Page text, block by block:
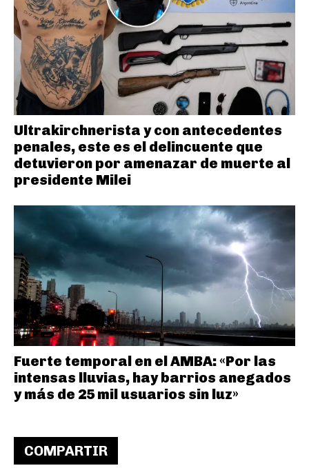
COMPARTIR
Ultrakirchnerista y con antecedentes
penales, este es el delincuente que
detuvieron por amenazar de muerte al
presidente Milei
Fuerte temporal en el AMBA: «Por las
intensas lluvias, hay barrios anegados
y más de 25 mil usuarios sin luz»